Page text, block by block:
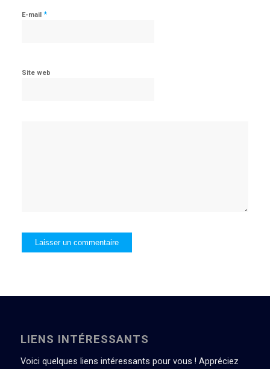
E-mail *
Site web
LIENS INTÉRESSANTS
Voici quelques liens intéressants pour vous ! Appréciez